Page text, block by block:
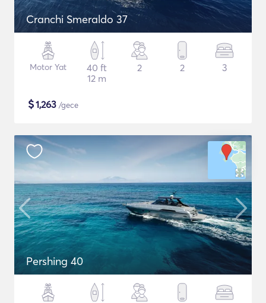
Cranchi Smeraldo 37
Motor Yat
40 ft
12 m
2 2 3
$1,263 /gece
Pershing 40